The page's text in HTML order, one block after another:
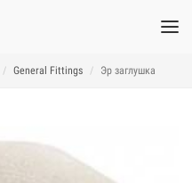
General Fittings Эр заглушка